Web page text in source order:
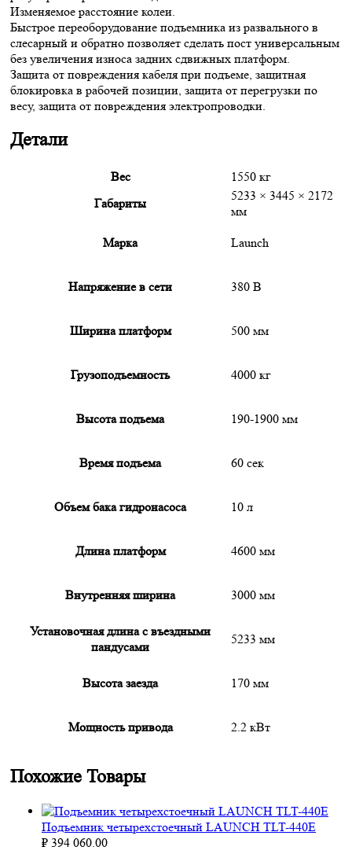
Изменяемое расстояние колеи.
Быстрое переоборудование подъемника из развального в
слесарный и обратно позволяет сделать пост универсальным
без увеличения износа задних сдвижных платформ.
Защита от повреждения кабеля при подъеме, защитная
блокировка в рабочей позиции, защита от перегрузки по
весу, защита от повреждения электропроводки.
Детали
Вес
1550 кг
Габариты
5233 × 3445 × 2172
мм
Марка Launch
Напряжение в сети 380 В
Ширина платформ 500 мм
Грузоподъемность 4000 кг
Высота подъема 190-1900 мм
Время подъема 60 сек
Объем бака гидронасоса 10 л
Длина платформ 4600 мм
Внутренняя ширина 3000 мм
Установочная длина с въездными
пандусами
5233 мм
Высота заезда 170 мм
Мощность привода 2.2 кВт
Похожие Товары
Подъемник четырехстоечный LAUNCH TLT-440E
₽ 394 060.00